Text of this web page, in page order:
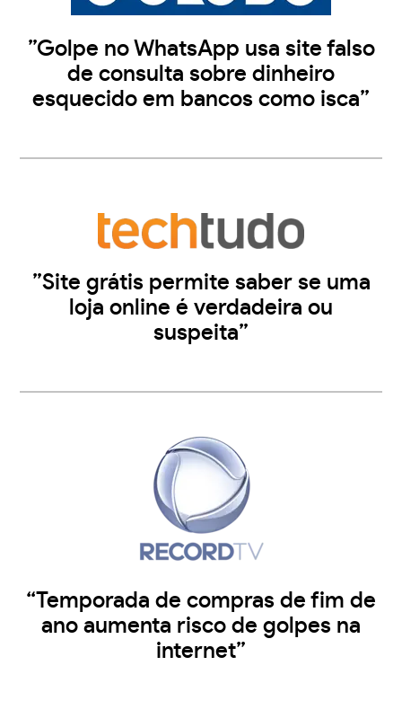
”Golpe no WhatsApp usa site falso
de consulta sobre dinheiro
esquecido em bancos como isca”
”Site grátis permite saber se uma
loja online é verdadeira ou
suspeita”
“Temporada de compras de fim de
ano aumenta risco de golpes na
internet”